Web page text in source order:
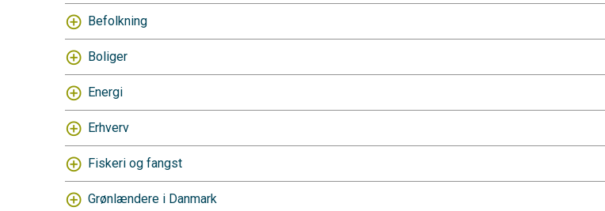
Befolkning
Boliger
Energi
Erhverv
Fiskeri og fangst
Grønlændere i Danmark